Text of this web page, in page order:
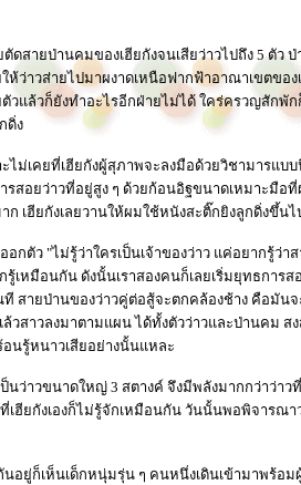
ตัดสายป่านคมของเฮียกังจนเสียว่าวไปถึง 5 ตัว
ว่าวส่ายไปมาผงาดเหนือฟากฟ้าอาณาเขตของเ
วแล้วก็ยังทำอะไรอีกฝ่ายไม่ได้ ใคร่ครวญสักพั
ดิ่ง
ไม่เคยที่เฮียกังผู้สุภาพจะลงมือด้วยวิชามารแ
รสอยว่าวที่อยู่สูง ๆ ด้วยก้อนอิฐขนาดเหมาะมือ
เฮียกังเลยวานให้ผมใช้หนังสะติ๊กยิงลูกดิ่งขึ้นไ
กตัว "ไม่รู้ว่าใครเป็นเจ้าของว่าว แค่อยากรู้ว่า
เหมือนกัน ดังนั้นเราสองคนก็เลยเริ่มยุทธการ
สายป่านของว่าวคู่ต่อสู้จะตกคล้องช้าง คือมัน
วสาวลงมาตามแผน ได้ทั้งตัวว่าวและป่านคม ส
อนรู้หนาวเสียอย่างนั้นแหละ
นว่าวขนาดใหญ่ 3 สตางค์ จึงมีพลังมากกว่าว่า
ฮียกังเองก็ไม่รู้จักเหมือนกัน วันนั้นพอพิจารณา
อยู่ก็เห็นเด็กหนุ่มรุ่น ๆ คนหนึ่งเดินเข้ามาพร้อ